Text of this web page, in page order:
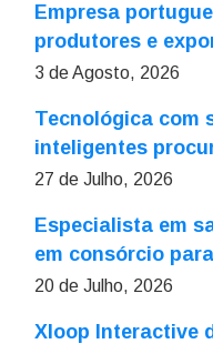
Empresa
produtores e
3 de Agosto, 2026
Tecnológica com
inteligentes
27 de Julho, 2026
Especialista em
em consórcio
20 de Julho, 2026
Xloop Interactive